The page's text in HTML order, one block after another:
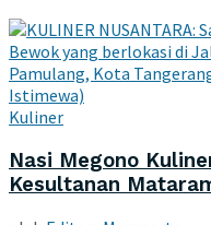
Kuliner
Nasi Megono
Kesultanan